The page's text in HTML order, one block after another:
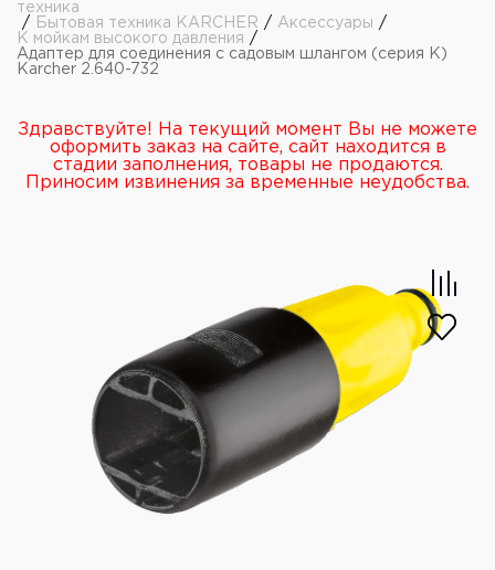
техника
/
Бытовая техника KARCHER / Аксессуары /
К мойкам высокого давления /
Адаптер для соединения с садовым шлангом (серия К)
Karcher 2.640-732
Здравствуйте! На текущий момент Вы не можете
оформить заказ на сайте, сайт находится в
стадии заполнения, товары не продаются.
Приносим извинения за временные неудобства.